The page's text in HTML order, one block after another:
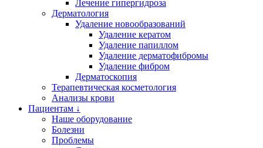
Лечение гипергидроза
Дерматология
Удаление новообразований
Удаление кератом
Удаление папиллом
Удаление дерматофибромы
Удаление фибром
Дерматоскопия
Терапевтическая косметология
Анализы крови
Пациентам ↓
Наше оборудование
Болезни
Проблемы